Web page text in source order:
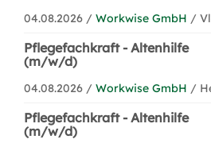
04.08.2026 / Workwise GmbH /
Pflegefachkraft - Altenhilfe
(m/w/d)
04.08.2026 / Workwise GmbH /
Pflegefachkraft - Altenhilfe
(m/w/d)